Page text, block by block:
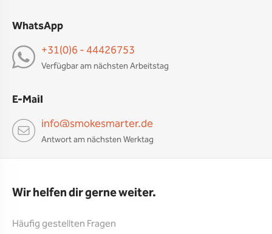
WhatsApp
+31(0)6 - 44426753
Verfügbar am nächsten Arbeitstag
E-Mail
info@smokesmarter.de
Antwort am nächsten Werktag
Wir helfen dir gerne weiter.
Häufig gestellten Fragen